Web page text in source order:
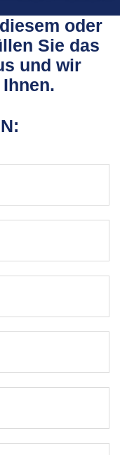
oder
Sie das
und wir